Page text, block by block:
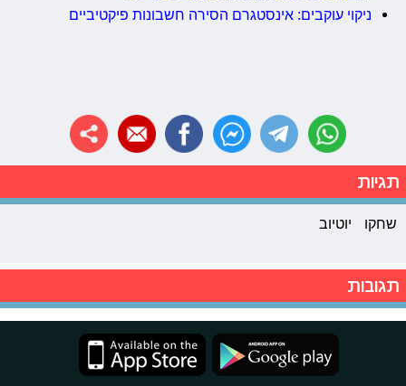
ניקוי עוקבים: אינסטגרם הסירה חשבונות פיקטיביים
תגיות
שחקו יוטיוב
תגובות